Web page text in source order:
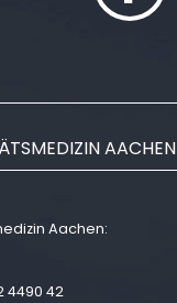
AACHEN
Aachen:
4490 42